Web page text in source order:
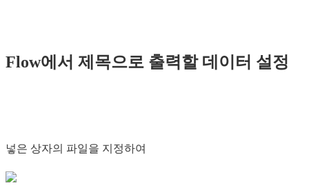
Flow에서 제목으로 출력할 데이터 설정
넣은 상자의 파일을 지정하여